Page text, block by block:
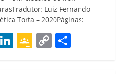
Luiz Fernando
Torta – 2020Páginas:
Li G C